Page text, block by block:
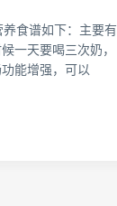
食谱如下：主要有
一天要喝三次奶，
能增强，可以